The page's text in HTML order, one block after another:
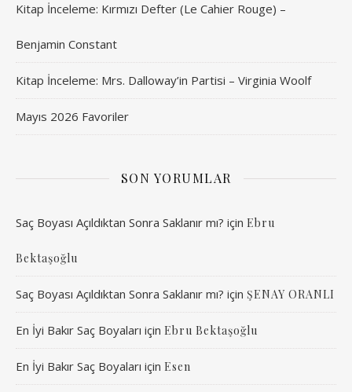
Kitap İnceleme: Kırmızı Defter (Le Cahier Rouge) –
Benjamin Constant
Kitap İnceleme: Mrs. Dalloway’in Partisi – Virginia Woolf
Mayıs 2026 Favoriler
SON YORUMLAR
Saç Boyası Açıldıktan Sonra Saklanır mı? için Ebru
Bektaşoğlu
Saç Boyası Açıldıktan Sonra Saklanır mı? için ŞENAY ORANLI
En İyi Bakır Saç Boyaları için Ebru Bektaşoğlu
En İyi Bakır Saç Boyaları için Esen